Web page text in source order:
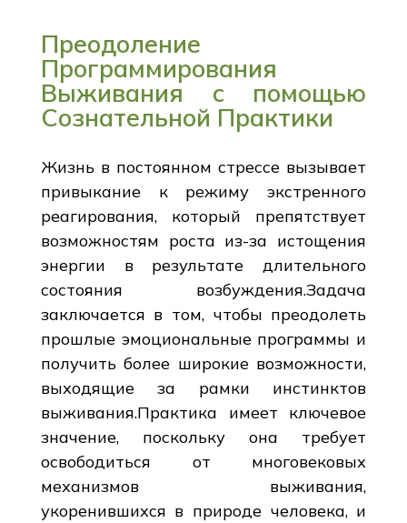
Преодоление
Программирования
Выживания с помощью
Сознательной Практики
Жизнь в постоянном стрессе вызывает
привыкание к режиму экстренного
реагирования, который препятствует
возможностям роста из-за истощения
энергии в результате длительного
состояния возбуждения.Задача
заключается в том, чтобы преодолеть
прошлые эмоциональные программы и
получить более широкие возможности,
выходящие за рамки инстинктов
выживания.Практика имеет ключевое
значение, поскольку она требует
освободиться от многовековых
механизмов выживания,
укоренившихся в природе человека, и